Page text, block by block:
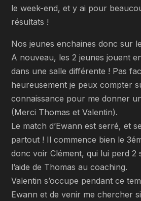
le week-end, et y ai pour
résultats !
Nos jeunes enchaines donc sur
A nouveau, les 2 jeunes jouent
dans une salle différente ! Pas
heureusement je peux compter
connaissance pour me donner
(Merci Thomas et Valentin).
Le match d’Ewann est serré, et
partout ! Il commence bien le
donc voir Clément, qui lui perd 2
l’aide de Thomas au coaching.
Valentin s’occupe pendant ce
Ewann et de venir me chercher